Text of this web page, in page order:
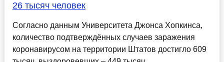
26 тысяч человек
Согласно данным Университета Джонса Хопкинса,
количество подтверждённых случаев заражения
коронавирусом на территории Штатов достигло 609